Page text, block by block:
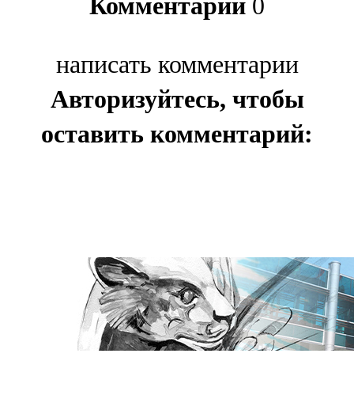
написать комментарии
Авторизуйтесь, чтобы
оставить комментарий: